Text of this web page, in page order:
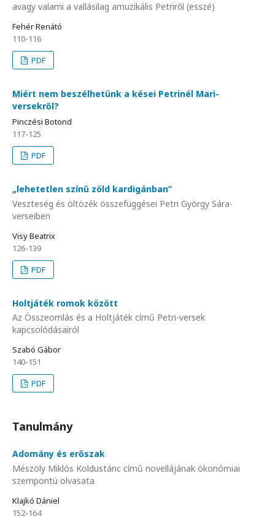
avagy valami a vallásilag amuzikális Petriről (esszé)
Fehér Renátó
110-116
PDF
Miért nem beszélhetünk a kései Petrinél Mari-
versekről?
Pinczési Botond
117-125
PDF
„lehetetlen színű zöld kardigánban”
Veszteség és öltözék összefüggései Petri György Sára-
verseiben
Visy Beatrix
126-139
PDF
Holtjáték romok között
Az Összeomlás és a Holtjáték című Petri-versek
kapcsolódásairól
Szabó Gábor
140-151
PDF
Tanulmány
Adomány és erőszak
Mészöly Miklós Koldustánc című novellájának ökonómiai
szempontú olvasata
Klajkó Dániel
152-164